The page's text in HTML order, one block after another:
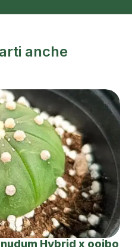
anche
Hybrid x ooibo